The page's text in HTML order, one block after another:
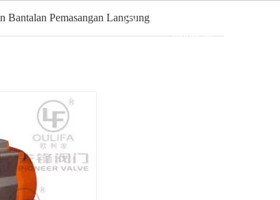
indonesia
Bantalan Pemasangan Langsung